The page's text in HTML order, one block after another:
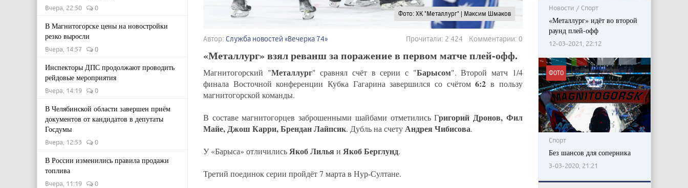
Вчера, 22:50 0
В Магнитогорске цены на новостройки
резко выросли
Вчера, 14:57 0
Инспекторы ДПС продолжают проводить
рейдовые мероприятия
Вчера, 14:19 0
В Челябинской области завершен приём
документов от кандидатов в депутаты
Госдумы
Вчера, 12:53 0
В России изменились правила продажи
топлива
Вчера, 11:19 0
Фото: ХК "Металлург" | Максим Шмаков
Автор: Служба новостей «Вечерка 74» Прочитали: 2 424 Комментарии: 0
«Металлург» взял реванш за поражение в первом матче плей-офф.
Магнитогорский "Металлург" сравнял счёт в серии с "Барысом". Второй матч 1/4
финала Восточной конференции Кубка Гагарина завершился со счётом6:2 в пользу
магнитогорской команды.
В составе магнитогорцев заброшенными шайбами отметились Григорий Дронов, Фил
Майе, Джош Карри, Брендан Лайпсик. Дубль на счетуАндрея Чибисова.
У «Барыса» отличилисьЯкоб Лильяи Якоб Берглунд.
Третий поединок серии пройдёт 7 марта в Нур-Султане.
Новости / Спорт
«Металлург» идёт во второй
раунд плей-офф
12-03-2021, 22:12
ФОТО
Спорт
Без шансов для соперника
3-03-2020, 21:21